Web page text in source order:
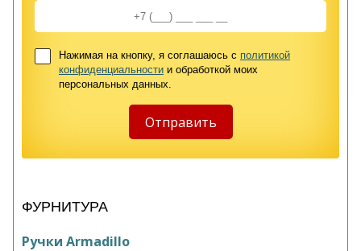
Нажимая на кнопку, я соглашаюсь с политикой
конфиденциальности и обработкой моих
персональных данных.
ФУРНИТУРА
Ручки Armadillo